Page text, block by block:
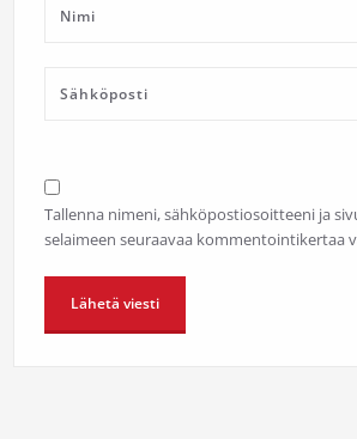
Tallenna nimeni, sähköpostiosoitteeni ja
selaimeen seuraavaa kommentointikertaa